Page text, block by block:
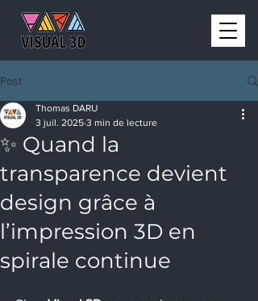
Post
✨ Quand la
transparence devient
design grâce à
l’impression 3D en
spirale continue
Thomas DARU
3 juil. 2025 3 min de lecture